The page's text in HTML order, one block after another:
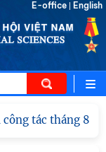
E-office English
tác tháng 8